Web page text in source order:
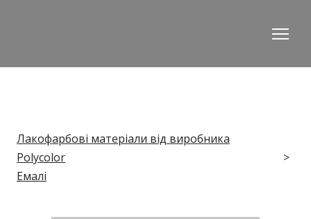
Лакофарбові матеріали від виробника
Polycolor
Емалі